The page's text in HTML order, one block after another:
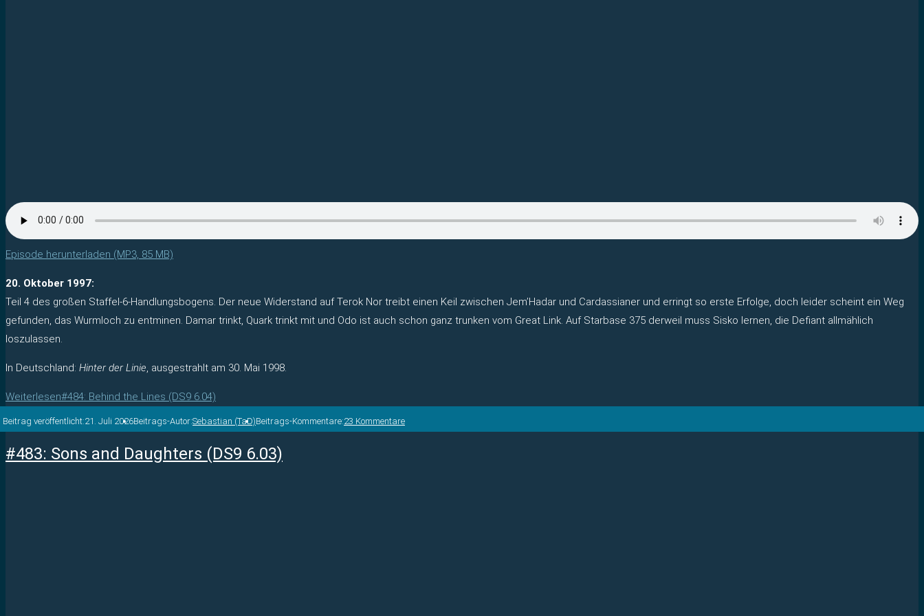
Episode herunterladen (MP3, 85 MB)
20. Oktober 1997:
Teil 4 des großen Staffel-6-Handlungsbogens. Der neue Widerstand auf Terok Nor treibt einen Keil zwischen Jem’Hadar und Cardassianer und erringt so erste Erfolge, doch leider scheint ein Weg
gefunden, das Wurmloch zu entminen. Damar trinkt, Quark trinkt mit und Odo ist auch schon ganz trunken vom Great Link. Auf Starbase 375 derweil muss Sisko lernen, die Defiant allmählich
loszulassen.
In Deutschland: Hinter der Linie, ausgestrahlt am 30. Mai 1998.
Weiterlesen#484: Behind the Lines (DS9 6.04)
Beitrag veröffentlicht:21. Juli 2026Beitrags-Autor:Sebastian (TaD)Beitrags-Kommentare:23 Kommentare
#483: Sons and Daughters (DS9 6.03)